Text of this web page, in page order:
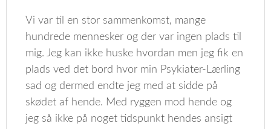
Vi var til en stor sammenkomst, mange
hundrede mennesker og der var ingen plads til
mig. Jeg kan ikke huske hvordan men jeg fik en
plads ved det bord hvor min Psykiater-Lærling
sad og dermed endte jeg med at sidde på
skødet af hende. Med ryggen mod hende og
jeg så ikke på noget tidspunkt hendes ansigt